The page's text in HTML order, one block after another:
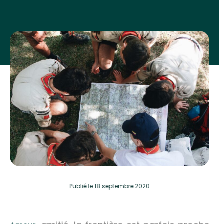
Publiéle 18 septembre 2020